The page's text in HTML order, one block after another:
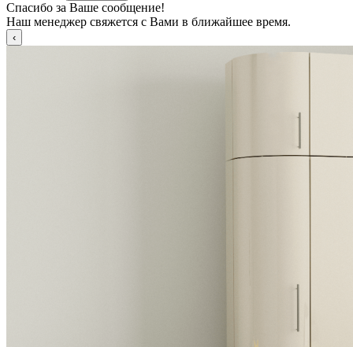
Спасибо за Ваше сообщение!
Наш менеджер свяжется с Вами в ближайшее время.